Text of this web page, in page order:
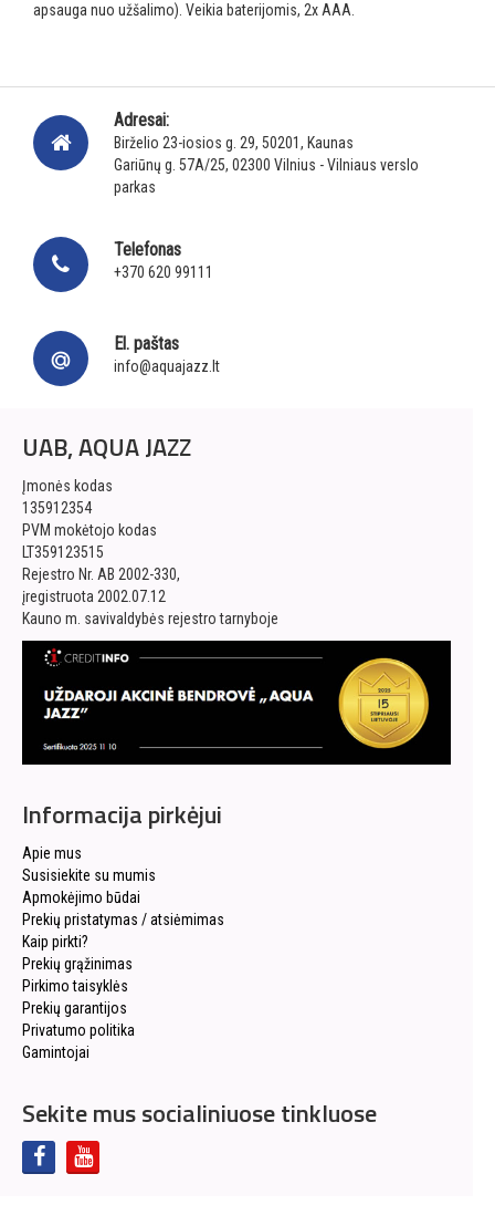
apsauga nuo užšalimo). Veikia baterijomis, 2x AAA.
Adresai:
Birželio 23-iosios g. 29, 50201, Kaunas
Gariūnų g. 57A/25, 02300 Vilnius - Vilniaus verslo
parkas
Telefonas
+370 620 99111
El. paštas
info@aquajazz.lt
UAB, AQUA JAZZ
Įmonės kodas
135912354
PVM mokėtojo kodas
LT359123515
Rejestro Nr. AB 2002-330,
įregistruota 2002.07.12
Kauno m. savivaldybės rejestro tarnyboje
Informacija pirkėjui
Apie mus
Susisiekite su mumis
Apmokėjimo būdai
Prekių pristatymas / atsiėmimas
Kaip pirkti?
Prekių grąžinimas
Pirkimo taisyklės
Prekių garantijos
Privatumo politika
Gamintojai
Sekite mus socialiniuose tinkluose